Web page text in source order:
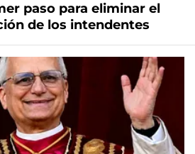
paso para eliminar el
de los intendentes